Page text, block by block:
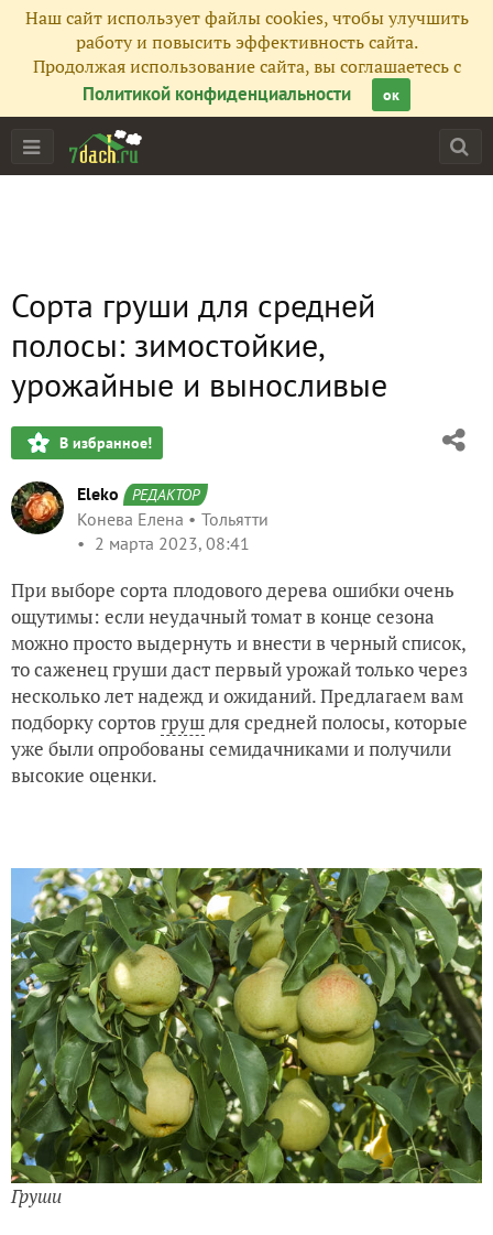
Наш сайт использует файлы cookies, чтобы улучшить
работу и повысить эффективность сайта.
Продолжая использование сайта, вы соглашаетесь с
Политикой конфиденциальности
ок
Сорта груши для средней
полосы: зимостойкие,
урожайные и выносливые
В избранное!
Eleko РЕДАКТОР
Конева Елена
Тольятти
2 марта 2023, 08:41
При выборе сорта плодового дерева ошибки очень
ощутимы: если неудачный томат в конце сезона
можно просто выдернуть и внести в черный список,
то саженец груши даст первый урожай только через
несколько лет надежд и ожиданий. Предлагаем вам
подборку сортовгрушдля средней полосы, которые
уже были опробованы семидачниками и получили
высокие оценки.
Груши